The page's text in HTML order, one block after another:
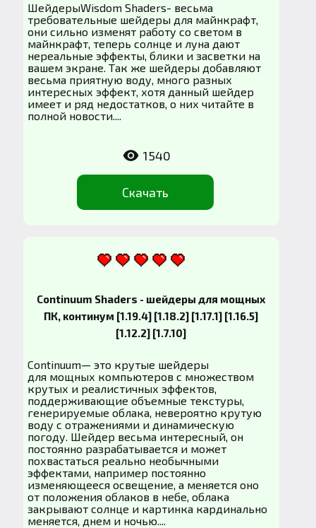
ШейдерыWisdom Shaders- весьма
требовательные шейдеры для майнкрафт,
они сильно изменят работу со светом в
майнкрафт, теперь солнце и луна дают
нереальные эффекты, блики и засветки на
вашем экране. Так же шейдеры добавляют
весьма приятную воду, много разных
интересных эффект, хотя данный шейдер
имеет и ряд недостатков, о них читайте в
полной новости....
Скачать
1540
Continuum Shaders - шейдеры для мощных
ПК, континум [1.19.4] [1.18.2] [1.17.1] [1.16.5]
[1.12.2] [1.7.10]
Continuum— это крутые шейдеры
для мощных компьютеров с множеством
крутых и реалистичных эффектов,
поддерживающие объемные текстуры,
генерируемые облака, невероятно крутую
воду с отражениями и динамическую
погоду. Шейдер весьма интересный, он
постоянно разрабатывается и может
похвастаться реально необычными
эффектами, например постоянно
изменяющееся освещение, а меняется оно
от положения облаков в небе, облака
закрывают солнце и картинка кардинально
меняется, днем и ночью....